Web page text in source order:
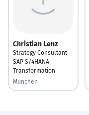
Christian Lenz
Strategy Consultant
SAP S/4HANA
Transformation
München